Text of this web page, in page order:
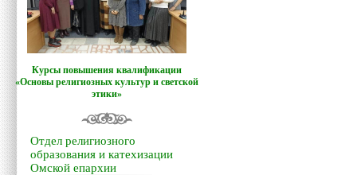
Курсы повышения квалификации
«Основы религиозных культур и светской
этики»
Отдел религиозного
образования и катехизации
Омской епархии